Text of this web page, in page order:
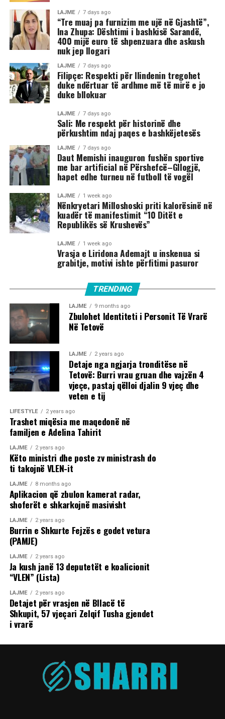
LAJME 7 days ago
“Tre muaj pa furnizim me ujë në Gjashtë”,
Ina Zhupa: Dështimi i bashkisë Sarandë,
400 mijë euro të shpenzuara dhe askush
nuk jep llogari
LAJME 7 days ago
Filipçe: Respekti për Ilindenin tregohet
duke ndërtuar të ardhme më të mirë e jo
duke bllokuar
LAJME 7 days ago
Sali: Me respekt për historinë dhe
përkushtim ndaj paqes e bashkëjetesës
LAJME 7 days ago
Daut Memishi inauguron fushën sportive
me bar artificial në Përshefcë–Gllogjë,
hapet edhe turneu në futboll të vogël
LAJME 1 week ago
Nënkryetari Milloshoski priti kalorësinë në
kuadër të manifestimit “10 Ditët e
Republikës së Krushevës”
LAJME 1 week ago
Vrasja e Liridona Ademajt u inskenua si
grabitje, motivi ishte përfitimi pasuror
TRENDING
LAJME 9 months ago
Zbulohet Identiteti i Personit Të Vrarë
Në Tetovë
LAJME 2 years ago
Detaje nga ngjarja tronditëse në
Tetovë: Burri vrau gruan dhe vajzën 4
vjeçe, pastaj qëlloi djalin 9 vjeç dhe
veten e tij
LIFESTYLE 2 years ago
Trashet miqësia me maqedonë në
familjen e Adelina Tahirit
LAJME 2 years ago
Këto ministri dhe poste zv ministrash do
ti takojnë VLEN-it
LAJME 8 months ago
Aplikacion që zbulon kamerat radar,
shoferët e shkarkojnë masivisht
LAJME 2 years ago
Burrin e Shkurte Fejzës e godet vetura
(PAMJE)
LAJME 2 years ago
Ja kush janë 13 deputetët e koalicionit
“VLEN” (Lista)
LAJME 2 years ago
Detajet për vrasjen në Bllacë të
Shkupit, 57 vjeçari Zelqif Tusha gjendet
i vrarë